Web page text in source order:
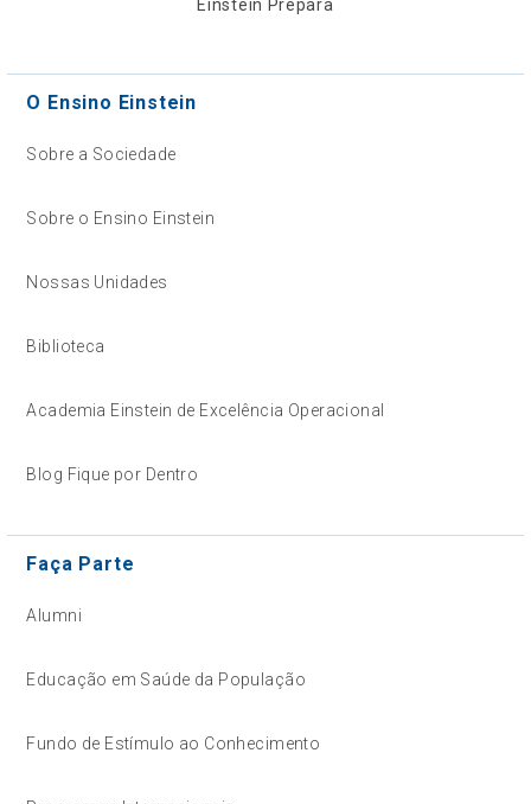
Einstein Prepara
O Ensino Einstein
Sobre a Sociedade
Sobre o Ensino Einstein
Nossas Unidades
Biblioteca
Academia Einstein de Excelência Operacional
Blog Fique por Dentro
Faça Parte
Alumni
Educação em Saúde da População
Fundo de Estímulo ao Conhecimento